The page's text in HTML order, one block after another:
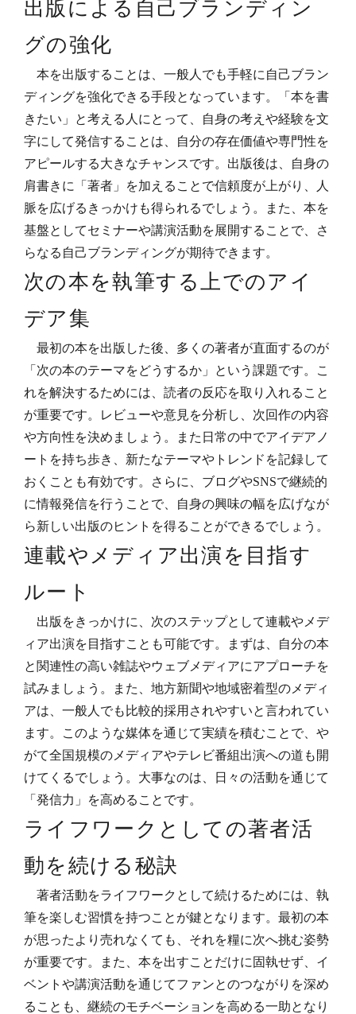
出版による自己ブランディン
グの強化
本を出版することは、一般人でも手軽に自己ブラン
ディングを強化できる手段となっています。「本を書
きたい」と考える人にとって、自身の考えや経験を文
字にして発信することは、自分の存在価値や専門性を
アピールする大きなチャンスです。出版後は、自身の
肩書きに「著者」を加えることで信頼度が上がり、人
脈を広げるきっかけも得られるでしょう。また、本を
基盤としてセミナーや講演活動を展開することで、さ
らなる自己ブランディングが期待できます。
次の本を執筆する上でのアイ
デア集
最初の本を出版した後、多くの著者が直面するのが
「次の本のテーマをどうするか」という課題です。こ
れを解決するためには、読者の反応を取り入れること
が重要です。レビューや意見を分析し、次回作の内容
や方向性を決めましょう。また日常の中でアイデアノ
ートを持ち歩き、新たなテーマやトレンドを記録して
おくことも有効です。さらに、ブログやSNSで継続的
に情報発信を行うことで、自身の興味の幅を広げなが
ら新しい出版のヒントを得ることができるでしょう。
連載やメディア出演を目指す
ルート
出版をきっかけに、次のステップとして連載やメデ
ィア出演を目指すことも可能です。まずは、自分の本
と関連性の高い雑誌やウェブメディアにアプローチを
試みましょう。また、地方新聞や地域密着型のメディ
アは、一般人でも比較的採用されやすいと言われてい
ます。このような媒体を通じて実績を積むことで、や
がて全国規模のメディアやテレビ番組出演への道も開
けてくるでしょう。大事なのは、日々の活動を通じて
「発信力」を高めることです。
ライフワークとしての著者活
動を続ける秘訣
著者活動をライフワークとして続けるためには、執
筆を楽しむ習慣を持つことが鍵となります。最初の本
が思ったより売れなくても、それを糧に次へ挑む姿勢
が重要です。また、本を出すことだけに固執せず、イ
ベントや講演活動を通じてファンとのつながりを深め
ることも、継続のモチベーションを高める一助となり